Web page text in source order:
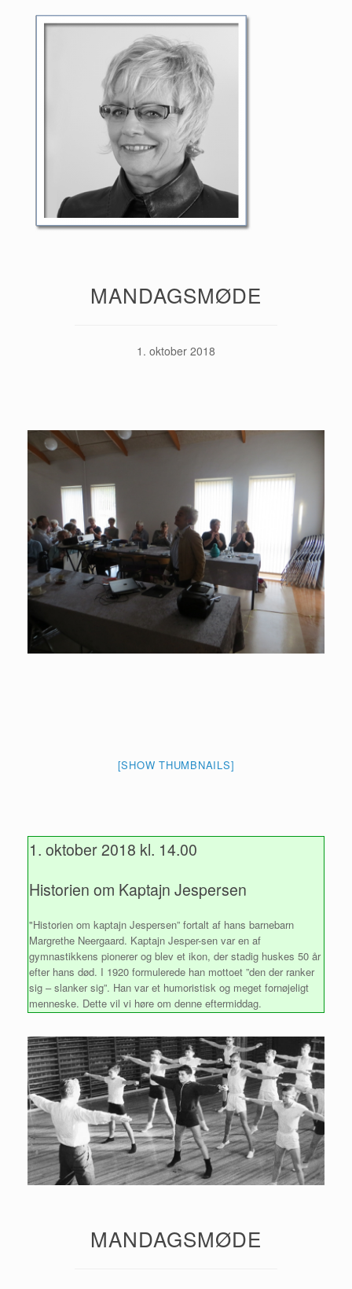
MANDAGSMØDE
1. oktober 2018
[SHOW THUMBNAILS]
1. oktober 2018 kl. 14.00
Historien om Kaptajn Jespersen
"Historien om kaptajn Jespersen” fortalt af hans barnebarn
Margrethe Neergaard. Kaptajn Jesper-sen var en af
gymnastikkens pionerer og blev et ikon, der stadig huskes 50 år
efter hans død. I 1920 formulerede han mottoet ”den der ranker
sig – slanker sig”. Han var et humoristisk og meget fornøjeligt
menneske. Dette vil vi høre om denne eftermiddag.
MANDAGSMØDE